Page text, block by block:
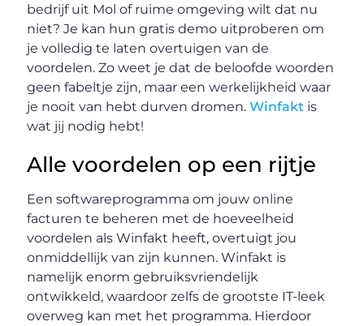
bedrijf uit Mol of ruime omgeving wilt dat nu
niet? Je kan hun gratis demo uitproberen om
je volledig te laten overtuigen van de
voordelen. Zo weet je dat de beloofde woorden
geen fabeltje zijn, maar een werkelijkheid waar
je nooit van hebt durven dromen.Winfakt is
wat jij nodig hebt!
Alle voordelen op een rijtje
Een softwareprogramma om jouw online
facturen te beheren met de hoeveelheid
voordelen als Winfakt heeft, overtuigt jou
onmiddellijk van zijn kunnen. Winfakt is
namelijk enorm gebruiksvriendelijk
ontwikkeld, waardoor zelfs de grootste IT-leek
overweg kan met het programma. Hierdoor